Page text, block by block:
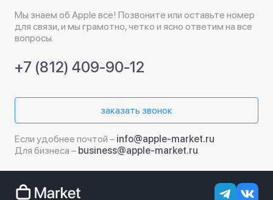
Мы знаем об Apple все! Позвоните или оставьте номер
для связи, и мы грамотно, четко и ясно ответим на все
вопросы.
+7 (812) 409-90-12
заказать звонок
Если удобнее почтой – info@apple-market.ru
Для бизнеса – business@apple-market.ru